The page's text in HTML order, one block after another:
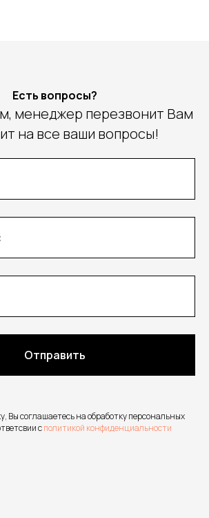
Есть вопросы?
менеджер перезвонит Вам
на все ваши вопросы!
Отправить
Вы соглашаетесь на обработку персональных
сполитикой конфиденциальности